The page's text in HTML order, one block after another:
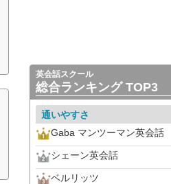
英会話スクール
総合ランキング TOP3
通いやすさ
Gaba マンツーマン英会話
シェーン英会話
ベルリッツ